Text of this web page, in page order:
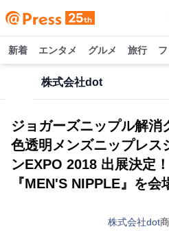
新着 エンタメ グルメ 旅行
株式会社dot
ジョガーズニップル解
色透明メンズニップレ
ンEXPO 2018 出展決定
『MEN'S NIPPLE』を会
株式会社dot